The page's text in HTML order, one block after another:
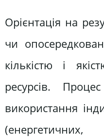
Орієнтація на
чи
кількістю і
ресурсів.
використання
(енергетичних,